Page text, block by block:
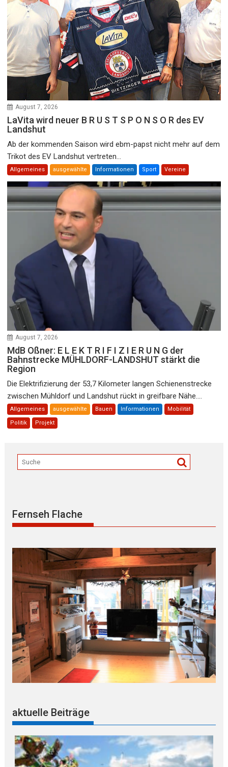
August 7, 2026
LaVita wird neuer B R U S T S P O N S O R des EV
Landshut
Ab der kommenden Saison wird ebm-papst nicht mehr auf dem
Trikot des EV Landshut vertreten...
Allgemeines ausgewählte Informationen Sport Vereine
August 7, 2026
MdB Oßner: E L E K T R I F I Z I E R U N G der
Bahnstrecke MÜHLDORF-LANDSHUT stärkt die
Region
Die Elektrifizierung der 53,7 Kilometer langen Schienenstrecke
zwischen Mühldorf und Landshut rückt in greifbare Nähe....
Allgemeines ausgewählte Bauen Informationen Mobilität
Politik Projekt
Fernseh Flache
aktuelle Beiträge